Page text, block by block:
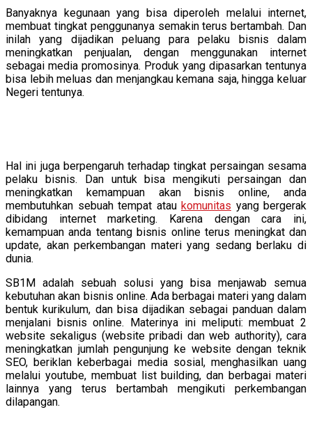
Banyaknya kegunaan yang bisa diperoleh melalui internet,
membuat tingkat penggunanya semakin terus bertambah. Dan
inilah yang dijadikan peluang para pelaku bisnis dalam
meningkatkan penjualan, dengan menggunakan internet
sebagai media promosinya. Produk yang dipasarkan tentunya
bisa lebih meluas dan menjangkau kemana saja, hingga keluar
Negeri tentunya.
Hal ini juga berpengaruh terhadap tingkat persaingan sesama
pelaku bisnis. Dan untuk bisa mengikuti persaingan dan
meningkatkan kemampuan akan bisnis online, anda
membutuhkan sebuah tempat atau komunitas yang bergerak
dibidang internet marketing. Karena dengan cara ini,
kemampuan anda tentang bisnis online terus meningkat dan
update, akan perkembangan materi yang sedang berlaku di
dunia.
SB1M adalah sebuah solusi yang bisa menjawab semua
kebutuhan akan bisnis online. Ada berbagai materi yang dalam
bentuk kurikulum, dan bisa dijadikan sebagai panduan dalam
menjalani bisnis online. Materinya ini meliputi: membuat 2
website sekaligus (website pribadi dan web authority), cara
meningkatkan jumlah pengunjung ke website dengan teknik
SEO, beriklan keberbagai media sosial, menghasilkan uang
melalui youtube, membuat list building, dan berbagai materi
lainnya yang terus bertambah mengikuti perkembangan
dilapangan.